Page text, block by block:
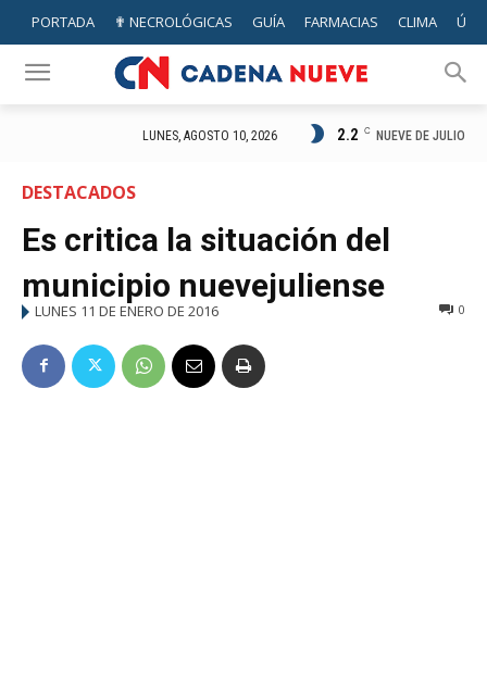
PORTADA ✟ NECROLÓGICAS GUÍA FARMACIAS CLIMA
LUNES, AGOSTO 10, 2026 2.2 C NUEVE DE JULIO
DESTACADOS
Es critica la situación del
municipio nuevejuliense
LUNES 11 DE ENERO DE 2016 0